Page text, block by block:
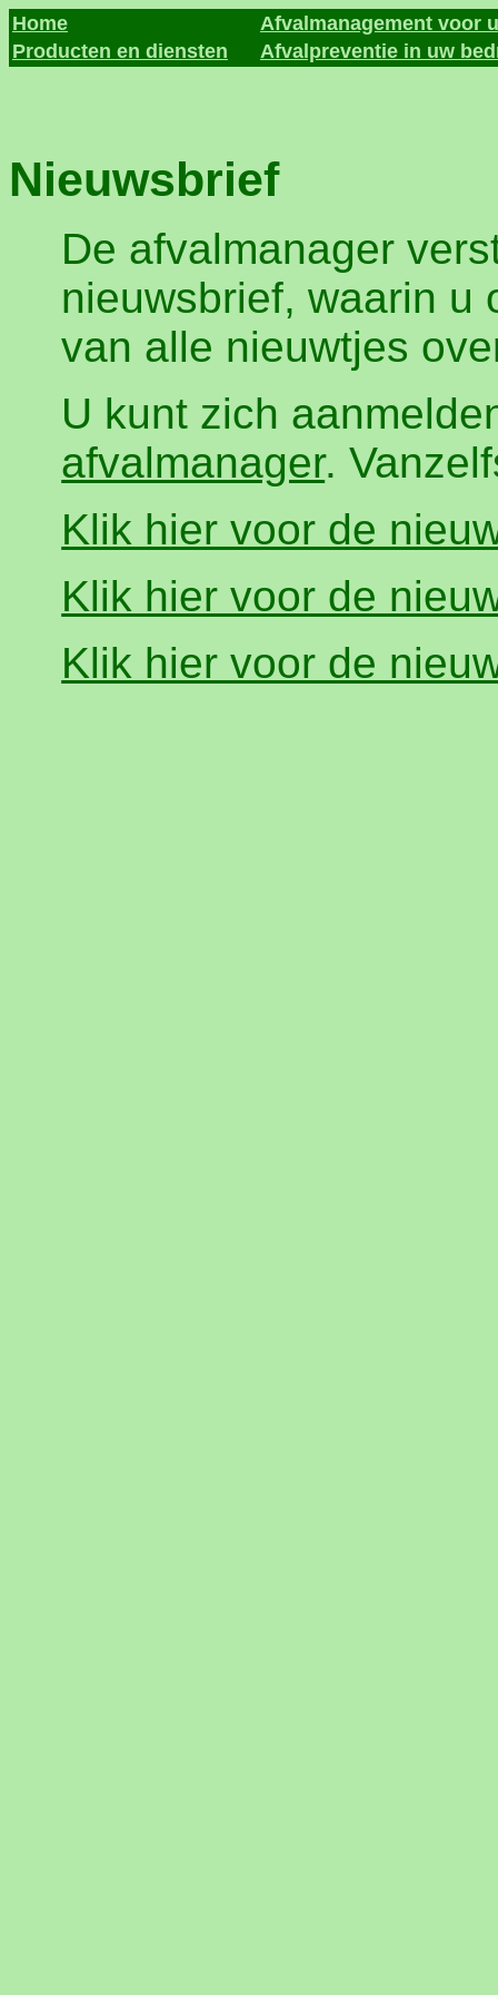
Home
Afvalmanagement voor
Producten en diensten
Afvalpreventie in uw
Nieuwsbrief
De afvalmanager
nieuwsbrief, waarin u
van alle nieuwtjes
U kunt zich
afvalmanager.
Klik hier voor de
Klik hier voor de
Klik hier voor de